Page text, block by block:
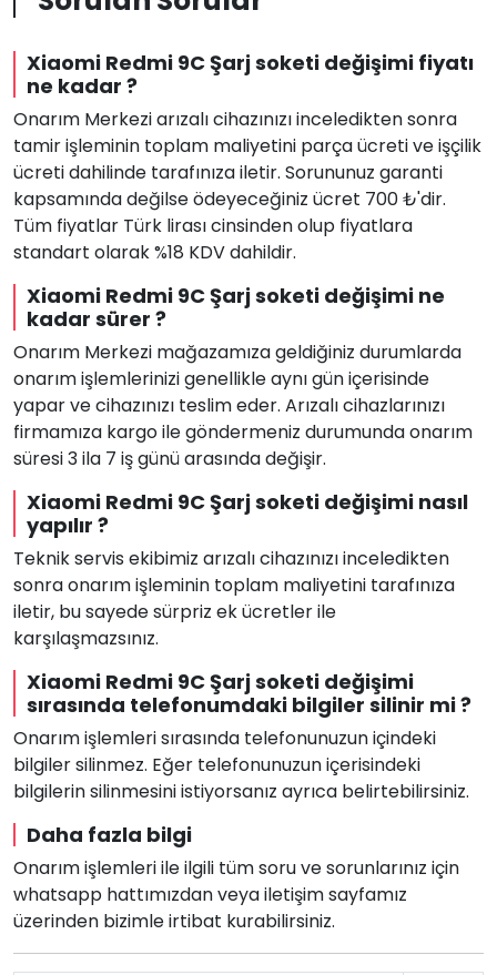
Xiaomi Redmi 9C Şarj soketi değişimi fiyatı
ne kadar ?
Onarım Merkezi arızalı cihazınızı inceledikten sonra
tamir işleminin toplam maliyetini parça ücreti ve işçilik
ücreti dahilinde tarafınıza iletir. Sorununuz garanti
kapsamında değilse ödeyeceğiniz ücret 700 ₺'dir.
Tüm fiyatlar Türk lirası cinsinden olup fiyatlara
standart olarak %18 KDV dahildir.
Xiaomi Redmi 9C Şarj soketi değişimi ne
kadar sürer ?
Onarım Merkezi mağazamıza geldiğiniz durumlarda
onarım işlemlerinizi genellikle aynı gün içerisinde
yapar ve cihazınızı teslim eder. Arızalı cihazlarınızı
firmamıza kargo ile göndermeniz durumunda onarım
süresi 3 ila 7 iş günü arasında değişir.
Xiaomi Redmi 9C Şarj soketi değişimi nasıl
yapılır ?
Teknik servis ekibimiz arızalı cihazınızı inceledikten
sonra onarım işleminin toplam maliyetini tarafınıza
iletir, bu sayede sürpriz ek ücretler ile
karşılaşmazsınız.
Xiaomi Redmi 9C Şarj soketi değişimi
sırasında telefonumdaki bilgiler silinir mi ?
Onarım işlemleri sırasında telefonunuzun içindeki
bilgiler silinmez. Eğer telefonunuzun içerisindeki
bilgilerin silinmesini istiyorsanız ayrıca belirtebilirsiniz.
Daha fazla bilgi
Onarım işlemleri ile ilgili tüm soru ve sorunlarınız için
whatsapp hattımızdan veya iletişim sayfamız
üzerinden bizimle irtibat kurabilirsiniz.